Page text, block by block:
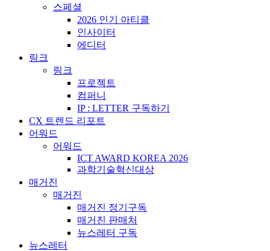
스페셜
2026 인기 아티클
인사이터
에디터
링크
링크
프로젝트
컴퍼니
IP : LETTER 구독하기
CX 트렌드 리포트
어워드
어워드
ICT AWARD KOREA 2026
과학기술혁신대상
매거진
매거진
매거진 정기구독
매거진 판매처
뉴스레터 구독
뉴스레터